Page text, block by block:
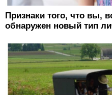
Признаки того, что вы,
обнаружен новый тип